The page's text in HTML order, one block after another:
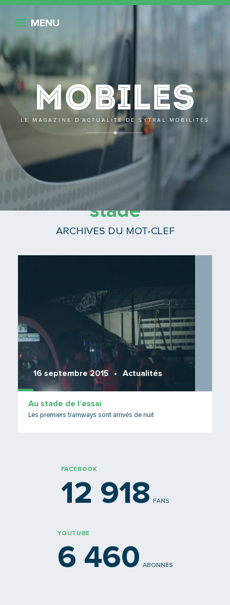
MENU
LE MAGAZINE D’ACTUALITÉ DE SYTRAL MOBILITÉS
Tramway grand
stade
ARCHIVES DU MOT-CLEF
16 septembre 2015 Actualités
Au stade de l’essai
Les premiers tramways sont arrivés de nuit
FACEBOOK
12 918 FANS
YOUTUBE
6 460 ABONNÉS